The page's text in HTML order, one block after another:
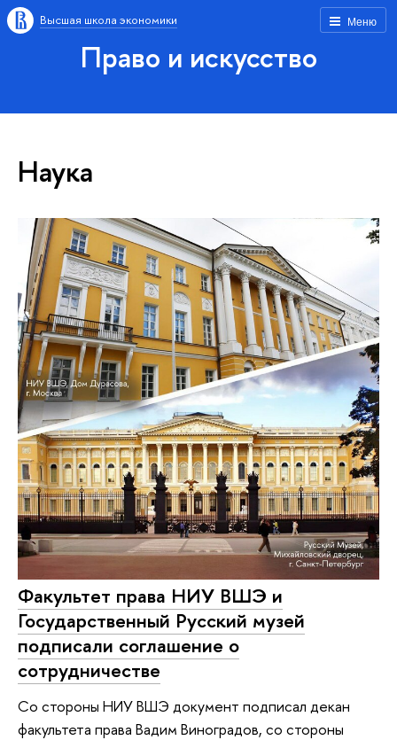
Меню
Высшая школа экономики
Право и искусство
Наука
Факультет права НИУ ВШЭ и
Государственный Русский музей
подписали соглашение о
сотрудничестве
Со стороны НИУ ВШЭ документ подписал декан
факультета права Вадим Виноградов, со стороны